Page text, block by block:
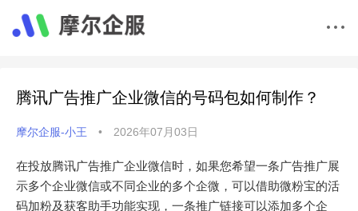
腾讯广告推广企业微信的号码包如何制作？
摩尔企服-小王 • 2026年07月03日
在投放腾讯广告推广企业微信时，如果您希望一条广告推广展
示多个企业微信或不同企业的多个企微，可以借助微粉宝的活
码加粉及获客助手功能实现，一条推广链接可以添加多个企